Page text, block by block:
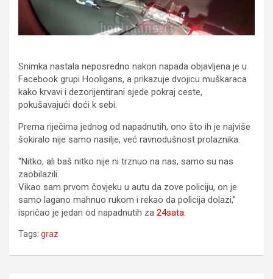
Snimka nastala neposredno nakon napada objavljena je u
Facebook grupi Hooligans, a prikazuje dvojicu muškaraca
kako krvavi i dezorijentirani sjede pokraj ceste,
pokušavajući doći k sebi.
Prema riječima jednog od napadnutih, ono što ih je najviše
šokiralo nije samo nasilje, već ravnodušnost prolaznika.
“Nitko, ali baš nitko nije ni trznuo na nas, samo su nas
zaobilazili.
Vikao sam prvom čovjeku u autu da zove policiju, on je
samo lagano mahnuo rukom i rekao da policija dolazi,”
ispričao je jedan od napadnutih za 24sata.
Tags: graz